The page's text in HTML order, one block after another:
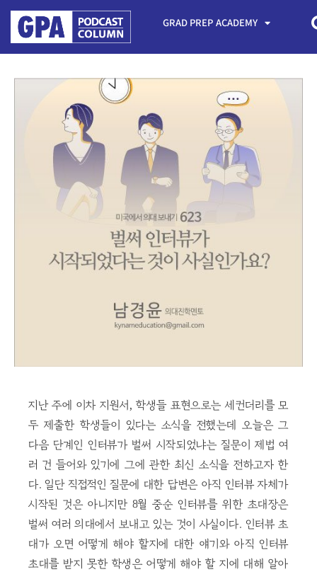
GRAD PREP ACADEMY
지난 주에 이차 지원서, 학생들 표현으로는 세컨더리를 모
두 제출한 학생들이 있다는 소식을 전했는데 오늘은 그
다음 단계인 인터뷰가 벌써 시작되었냐는 질문이 제법 여
러 건 들어와 있기에 그에 관한 최신 소식을 전하고자 한
다. 일단 직접적인 질문에 대한 답변은 아직 인터뷰 자체가
시작된 것은 아니지만 8월 중순 인터뷰를 위한 초대장은
벌써 여러 의대에서 보내고 있는 것이 사실이다. 인터뷰 초
대가 오면 어떻게 해야 할지에 대한 얘기와 아직 인터뷰
초대를 받지 못한 학생은 어떻게 해야 할 지에 대해 알아